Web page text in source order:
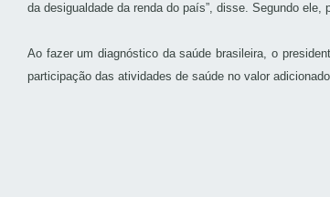
da desigualdade da renda do país”, disse. Segundo
Ao fazer um diagnóstico da saúde brasileira, o
participação das atividades de saúde no valor